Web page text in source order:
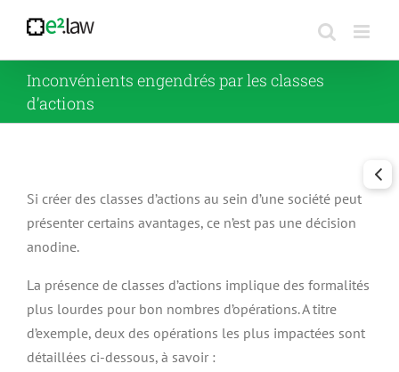
contenu
Inconvénients engendrés par les classes
d’actions
Si créer des classes d’actions au sein d’une société peut
présenter certains avantages, ce n’est pas une décision
anodine.
La présence de classes d’actions implique des formalités
plus lourdes pour bon nombres d’opérations. A titre
d’exemple, deux des opérations les plus impactées sont
détaillées ci-dessous, à savoir :